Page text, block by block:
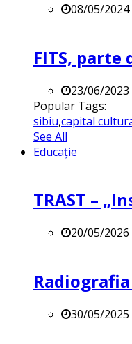
08/05/2024
FITS, parte
23/06/2023
Popular Tags:
sibiu,capital
See All
Educație
TRAST –
20/05/2026
30/05/2025